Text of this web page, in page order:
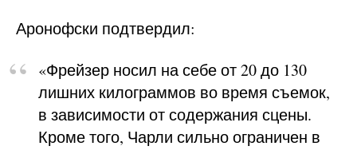
Аронофски подтвердил:
«Фрейзер носил на себе от 20 до 130
лишних килограммов во время съемок,
в зависимости от содержания сцены.
Кроме того, Чарли сильно ограничен в